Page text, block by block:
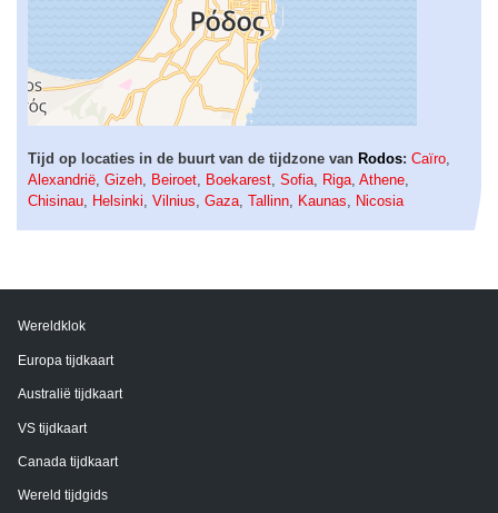
Tijd op locaties in de buurt van de tijdzone van Rodos: Caïro
Alexandrië Gizeh Beiroet Boekarest Sofia Riga Athene
Chisinau
Helsinki Vilnius Gaza Tallinn Kaunas Nicosia
Wereldklok
Europa tijdkaart
Australië tijdkaart
VS tijdkaart
Canada tijdkaart
Wereld tijdgids